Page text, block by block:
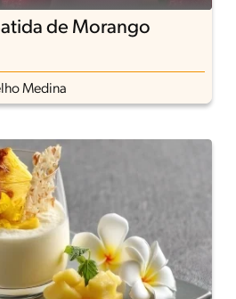
de Morango
Medina